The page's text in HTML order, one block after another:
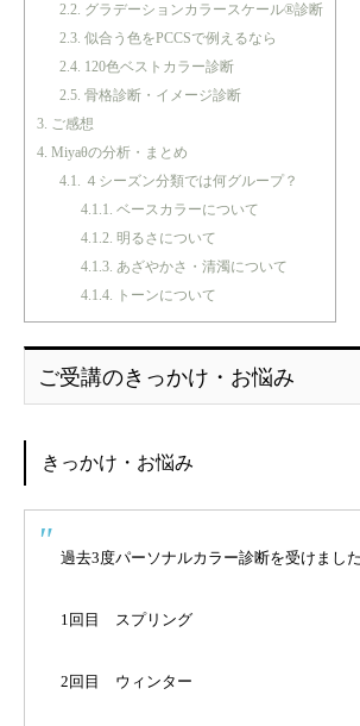
2.2. グラデーションカラースケール®診断
2.3. 似合う色をPCCSで例えるなら
2.4. 120色ベストカラー診断
2.5. 骨格診断・イメージ診断
3. ご感想
4. Miyaθの分析・まとめ
4.1. ４シーズン分類では何グループ？
4.1.1. ベースカラーについて
4.1.2. 明るさについて
4.1.3. あざやかさ・清濁について
4.1.4. トーンについて
ご受講のきっかけ・お悩み
きっかけ・お悩み
過去3度パーソナルカラー診断を受けました
1回目 スプリング
2回目 ウィンター